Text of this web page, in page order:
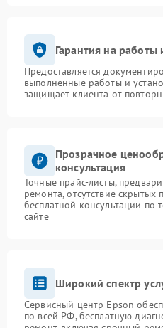
Гарантия на работы
Предоставляется
выполненные работы и
защищает клиента от
Прозрачное
консультация
Точные прайс-листы,
ремонта, отсутствие скрытых
бесплатной консультации по
сайте
Широкий спектр
Сервисный центр Epson
по всей РФ, бесплатную